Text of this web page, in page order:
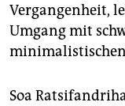
Vergangenheit,
Umgang mit
Soa